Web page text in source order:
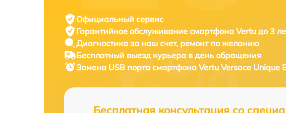
Официальный сервис
Гарантийное обслуживание смартфона Vertu до 3
Диагностика за наш счет, ремонт по желанию
Бесплатный выезд курьера в день обращения
Замена USB порта смартфона Vertu Versace Unique
Бесплатная консультация со